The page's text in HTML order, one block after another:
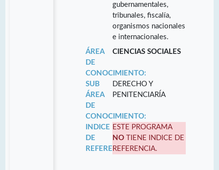
gubernamentales,
tribunales, fiscalía,
organismos nacionales
e internacionales.
ÁREA
DE
CONOCIMIENTO:
CIENCIAS SOCIALES
SUB
ÁREA
DE
CONOCIMIENTO:
DERECHO Y
PENITENCIARÍA
INDICE
DE
REFERENCIA:
ESTE PROGRAMA
NO TIENE INDICE DE
REFERENCIA.